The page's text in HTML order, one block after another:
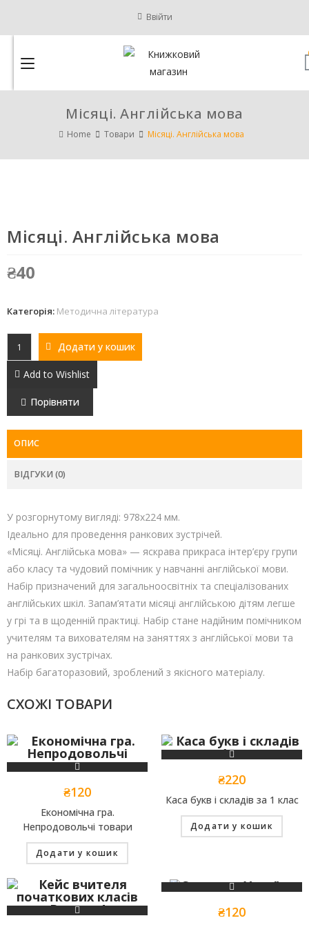
Ввійти
Місяці. Англійська мова
Home Товари Місяці. Англійська мова
Місяці. Англійська мова
₴40
Категорія: Методична література
Додати у кошик
Add to Wishlist
Порівняти
ОПИС
ВІДГУКИ (0)
У розгорнутому вигляді: 978х224 мм.
Ідеально для проведення ранкових зустрічей.
«Місяці. Англійська мова» — яскрава прикраса інтер’єру групи
або класу та чудовий помічник у навчанні англійської мови.
Набір призначений для загальноосвітніх та спеціалізованих
англійських шкіл. Запам’ятати місяці англійською дітям легше
у грі та в щоденній практиці. Набір стане надійним помічником
учителям та вихователям на заняттях з англійської мови та
на ранкових зустрічах.
Набір багаторазовий, зроблений з якісного матеріалу.
СХОЖІ ТОВАРИ
₴120
Економічна гра.
Непродовольчі товари
Додати у кошик
₴220
Каса букв і складів за 1 клас
Додати у кошик
₴120